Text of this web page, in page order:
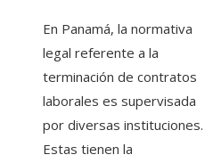
En Panamá, la normativa
legal referente a la
terminación de contratos
laborales es supervisada
por diversas instituciones.
Estas tienen la